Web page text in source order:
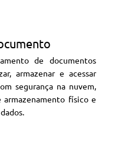
de documentos
armazenar e acessar
segurança na nuvem,
armazenamento físico e